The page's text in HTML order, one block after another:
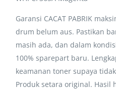
Garansi CACAT PABRIK
drum belum aus. Pastikan
masih ada, dan dalam
100% sparepart baru.
keamanan toner supaya
Produk setara original. Hasil